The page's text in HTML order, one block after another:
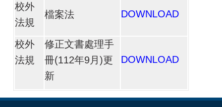
校外
法規
檔案法 DOWNLOAD
校外
法規
修正文書處理手
冊(112年9月)更
新
DOWNLOAD